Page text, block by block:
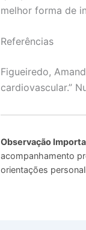
melhor forma de
Referências
Figueiredo,
cardiovascular.”
Observação
acompanhamento
orientações